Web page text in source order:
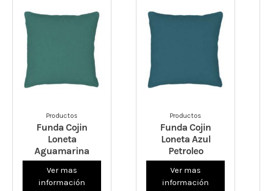
Productos
Funda Cojin
Loneta
Aguamarina
Ver mas
información
Productos
Funda Cojin
Loneta Azul
Petroleo
Ver mas
información